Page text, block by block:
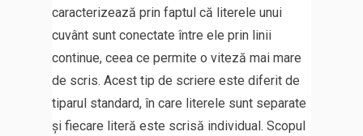
caracterizează prin faptul că literele unui
cuvânt sunt conectate între ele prin linii
continue, ceea ce permite o viteză mai mare
de scris. Acest tip de scriere este diferit de
tiparul standard, în care literele sunt separate
și fiecare literă este scrisă individual. Scopul